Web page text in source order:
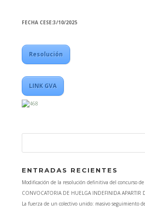
FECHA CESE:3/10/2025
Resolución
LINK GVA
ENTRADAS RECIENTES
Modificación de la resolución definitiva del concurso
CONVOCATORIA DE HUELGA INDEFINIDA APARTIR
La fuerza de un colectivo unido: masivo seguimiento